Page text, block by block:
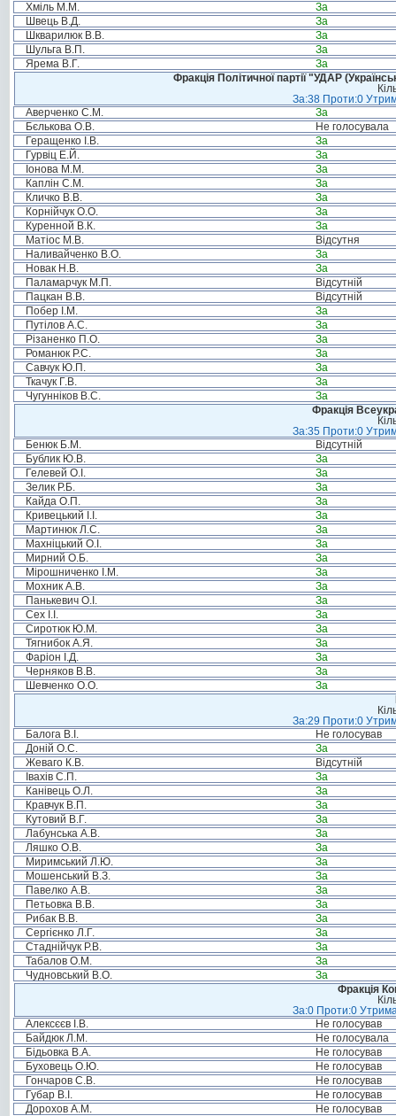
Хміль М.М.
За
Швець В.Д.
За
Шкварилюк В.В.
За
Шульга В.П.
За
Ярема В.Г.
За
Фракція Політичної партії "УДАР
За:38 Проти:0
Аверченко С.М.
За
Бєлькова О.В.
Не голосувала
Геращенко І.В.
За
Гурвіц Е.Й.
За
Іонова М.М.
За
Каплін С.М.
За
Кличко В.В.
За
Корнійчук О.О.
За
Куренной В.К.
За
Матіос М.В.
Відсутня
Наливайченко В.О.
За
Новак Н.В.
За
Паламарчук М.П.
Відсутній
Пацкан В.В.
Відсутній
Побер І.М.
За
Путілов А.С.
За
Різаненко П.О.
За
Романюк Р.С.
За
Савчук Ю.П.
За
Ткачук Г.В.
За
Чугунніков В.С.
За
Фракція
За:35 Проти:0
Бенюк Б.М.
Відсутній
Бублик Ю.В.
За
Гелевей О.І.
За
Зелик Р.Б.
За
Кайда О.П.
За
Кривецький І.І.
За
Мартинюк Л.С.
За
Махніцький О.І.
За
Мирний О.Б.
За
Мірошниченко І.М.
За
Мохник А.В.
За
Панькевич О.І.
За
Сех І.І.
За
Сиротюк Ю.М.
За
Тягнибок А.Я.
За
Фаріон І.Д.
За
Черняков В.В.
За
Шевченко О.О.
За
За:29 Проти:0
Балога В.І.
Не голосував
Доній О.С.
За
Жеваго К.В.
Відсутній
Івахів С.П.
За
Канівець О.Л.
За
Кравчук В.П.
За
Кутовий В.Г.
За
Лабунська А.В.
За
Ляшко О.В.
За
Миримський Л.Ю.
За
Мошенський В.З.
За
Павелко А.В.
За
Петьовка В.В.
За
Рибак В.В.
За
Сергієнко Л.Г.
За
Стаднійчук Р.В.
За
Табалов О.М.
За
Чудновський В.О.
За
Фракція
За:0 Проти:0
Алексєєв І.В.
Не голосував
Байдюк Л.М.
Не голосувала
Бідьовка В.А.
Не голосував
Буховець О.Ю.
Не голосував
Гончаров С.В.
Не голосував
Губар В.І.
Не голосував
Дорохов А.М.
Не голосував